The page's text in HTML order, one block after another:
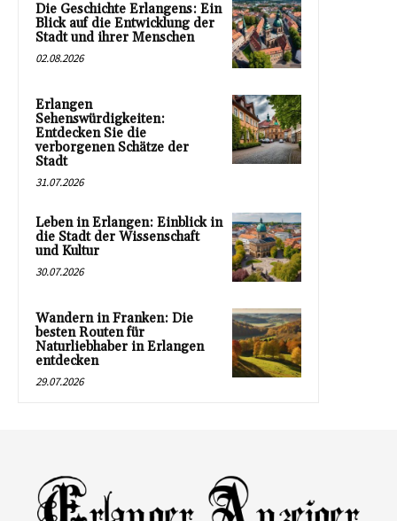
Die Geschichte Erlangens: Ein
Blick auf die Entwicklung der
Stadt und ihrer Menschen
02.08.2026
Erlangen
Sehenswürdigkeiten:
Entdecken Sie die
verborgenen Schätze der
Stadt
31.07.2026
Leben in Erlangen: Einblick in
die Stadt der Wissenschaft
und Kultur
30.07.2026
Wandern in Franken: Die
besten Routen für
Naturliebhaber in Erlangen
entdecken
29.07.2026